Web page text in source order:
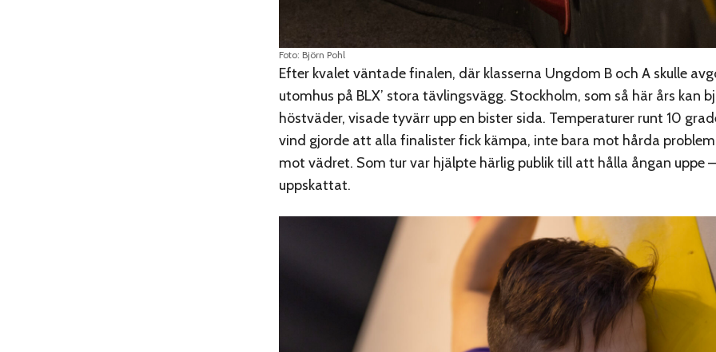
Foto: Björn Pohl
Efter kvalet väntade finalen, där klasserna Ungdom B och A skulle
utomhus på BLX’ stora tävlingsvägg. Stockholm, som så här års kan
höstväder, visade tyvärr upp en bister sida. Temperaturer runt 10
vind gjorde att alla finalister fick kämpa, inte bara mot hårda
mot vädret. Som tur var hjälpte härlig publik till att hålla ångan uppe
uppskattat.